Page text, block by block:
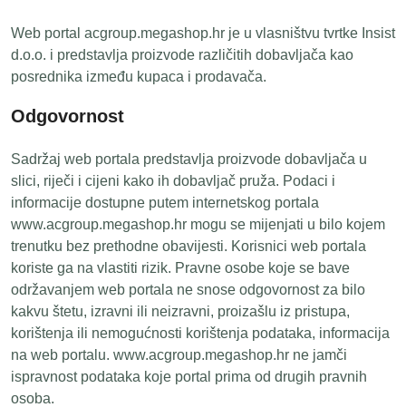
Web portal acgroup.megashop.hr je u vlasništvu tvrtke Insist
d.o.o. i predstavlja proizvode različitih dobavljača kao
posrednika između kupaca i prodavača.
Odgovornost
Sadržaj web portala predstavlja proizvode dobavljača u
slici, riječi i cijeni kako ih dobavljač pruža. Podaci i
informacije dostupne putem internetskog portala
www.acgroup.megashop.hr mogu se mijenjati u bilo kojem
trenutku bez prethodne obavijesti. Korisnici web portala
koriste ga na vlastiti rizik. Pravne osobe koje se bave
održavanjem web portala ne snose odgovornost za bilo
kakvu štetu, izravni ili neizravni, proizašlu iz pristupa,
korištenja ili nemogućnosti korištenja podataka, informacija
na web portalu. www.acgroup.megashop.hr ne jamči
ispravnost podataka koje portal prima od drugih pravnih
osoba.